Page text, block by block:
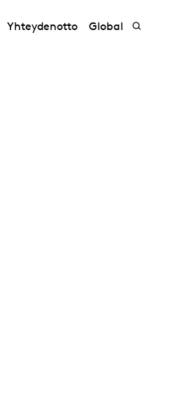
Yhteydenotto Global